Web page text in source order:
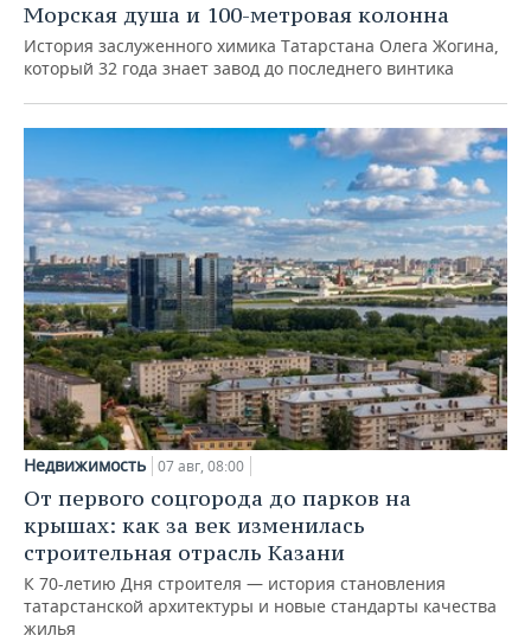
Морская душа и 100-метровая колонна
История заслуженного химика Татарстана Олега Жогина,
который 32 года знает завод до последнего винтика
Недвижимость 07 авг, 08:00
От первого соцгорода до парков на
крышах: как за век изменилась
строительная отрасль Казани
К 70-летию Дня строителя — история становления
татарстанской архитектуры и новые стандарты качества
жилья